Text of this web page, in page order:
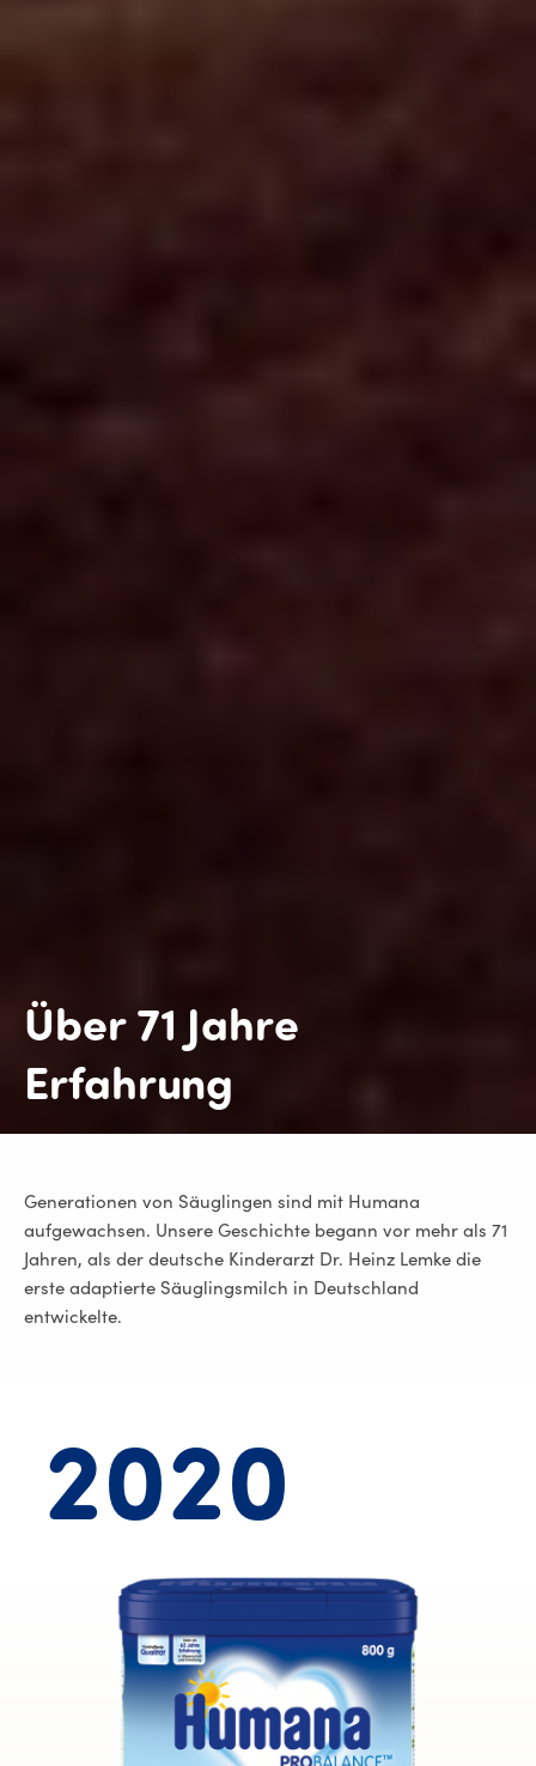
Über 71 Jahre
Erfahrung
Generationen von Säuglingen sind mit Humana
aufgewachsen. Unsere Geschichte begann vor mehr als 71
Jahren, als der deutsche Kinderarzt Dr. Heinz Lemke die
erste adaptierte Säuglingsmilch in Deutschland
entwickelte.
2020